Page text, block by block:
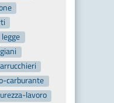
legge
carburante
lavoro